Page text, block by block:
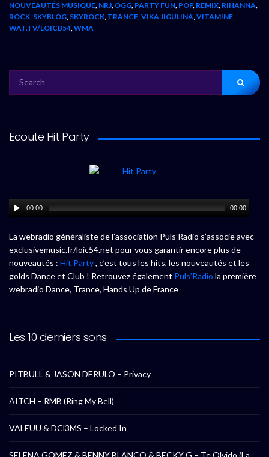
NOUVEAUTÉS MUSIQUE, NRJ, OGG, PARTY FUN, POP, REMIX, RIHANNA,
ROCK, SKYBLOG, SKYROCK, TRANCE,VIKA JIGULINA,VITAMINE,
WAT.TV/LOICB54,WMA
FOR:
Ecoute Hit Party
00:00 00:00
La webradio généraliste de l’association Puls’Radio s’associe avec
exclusivemusic.fr/loic54.net pour vous garantir encore plus de
nouveautés : Hit Party, c’est tous les hits, les nouveautés et les
golds Dance et Club ! Retrouvez également Puls’Radio la première
webradio Dance, Trance, Hands Up de France
Les 10 derniers sons
PITBULL & JASON DERULO – Privacy
AITCH – RMB (Ring My Bell)
VALEUU & DCl3MS – Locked In
SELENA GOMEZ & BENNY BLANCO & BECKY G – Te Olvido (La